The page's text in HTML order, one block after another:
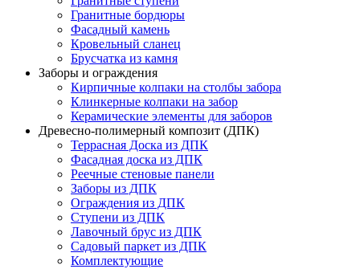
Гранитные бордюры
Фасадный камень
Кровельный сланец
Брусчатка из камня
Заборы и ограждения
Кирпичные колпаки на столбы забора
Клинкерные колпаки на забор
Керамические элементы для заборов
Древесно-полимерный композит (ДПК)
Террасная Доска из ДПК
Фасадная доска из ДПК
Реечные стеновые панели
Заборы из ДПК
Ограждения из ДПК
Ступени из ДПК
Лавочный брус из ДПК
Садовый паркет из ДПК
Комплектующие